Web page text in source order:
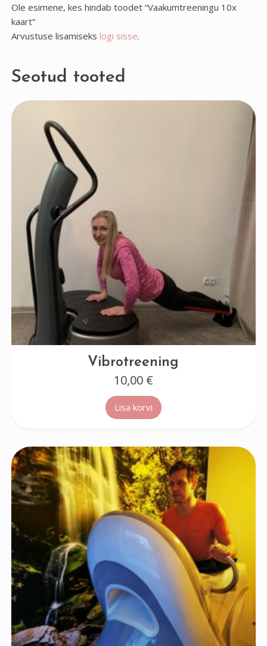
Ole esimene, kes hindab toodet “Vaakumtreeningu 10x
kaart”
Arvustuse lisamiseks logi sisse.
Seotud tooted
Vibrotreening
10,00 €
Lisa korvi